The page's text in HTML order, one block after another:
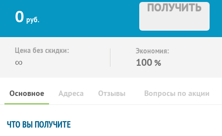
0 руб.
ПОЛУЧИТЬ
Цена без скидки:
∞
Экономия:
100 %
Основное Отзывы Вопросы по акции
Адреса
ЧТО ВЫ ПОЛУЧИТЕ